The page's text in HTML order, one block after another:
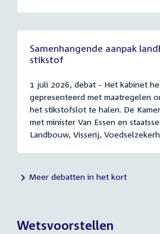
Samenhangende aanpak
stikstof
1 juli 2026, debat - Het kabinet
gepresenteerd met maatregelen
het stikstofslot te halen. De
met minister Van Essen en
Landbouw, Visserij,
Meer debatten in het kort
Wetsvoorstellen